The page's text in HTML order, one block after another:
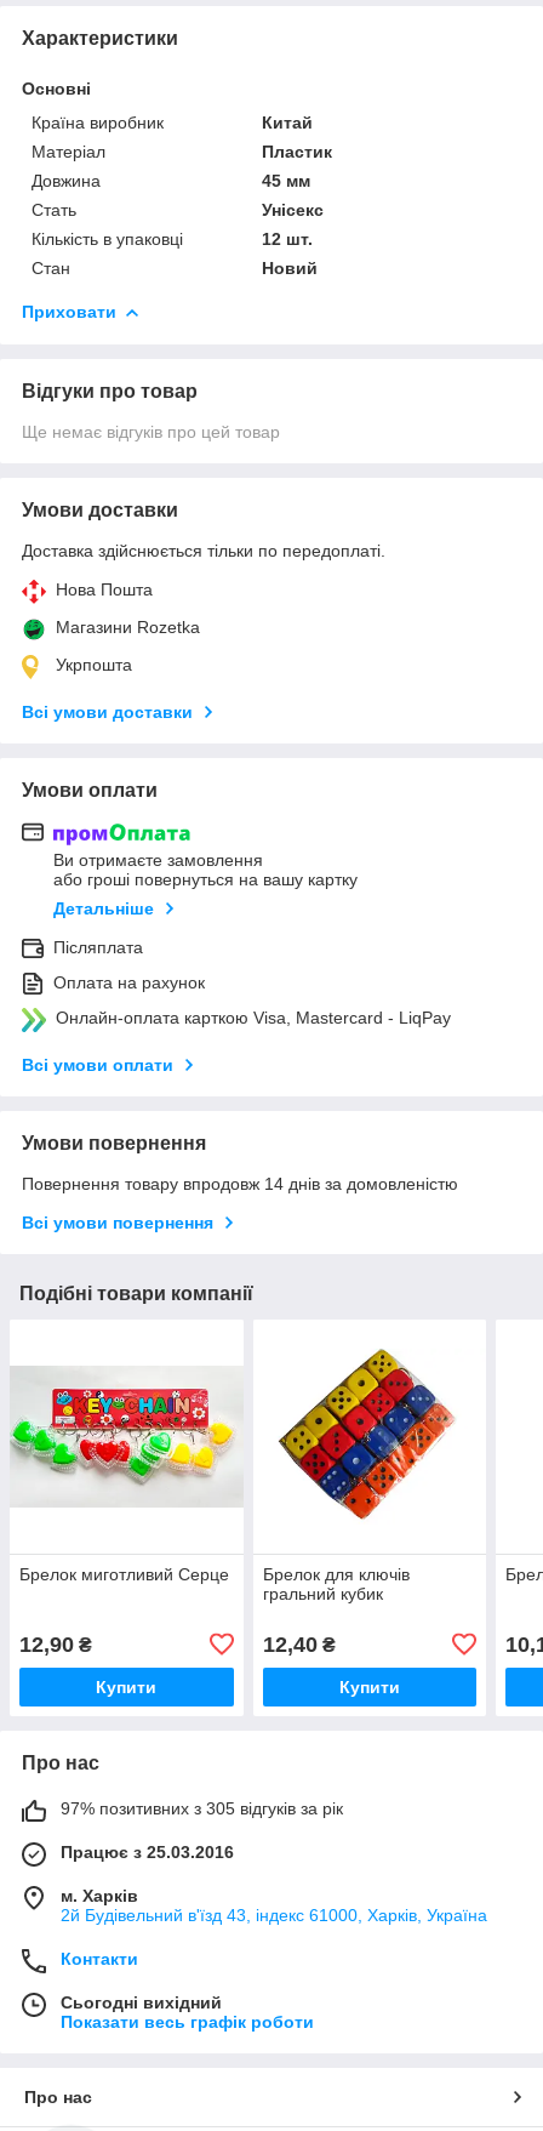
Характеристики
Основні
Країна виробник
Китай
Матеріал
Пластик
Довжина
45 мм
Стать
Унісекс
Кількість в упаковці
12 шт.
Стан
Новий
Приховати
Відгуки про товар
Ще немає відгуків про цей товар
Умови доставки
Доставка здійснюється тільки по передоплаті.
Нова Пошта
Магазини Rozetka
Укрпошта
Всі умови доставки
Умови оплати
Ви отримаєте замовлення
або гроші повернуться на вашу картку
Детальніше
Післяплата
Оплата на рахунок
Онлайн-оплата карткою Visa, Mastercard - LiqPay
Всі умови оплати
Умови повернення
Повернення товару впродовж 14 днів за домовленістю
Всі умови повернення
Подібні товари компанії
Брелок миготливий Серце
12,90 ₴
Купити
Брелок для ключів
гральний кубик
12,40₴
Купити
Про нас
97% позитивних з 305 відгуків за рік
Працює з 25.03.2016
м. Харків
2й Будівельний в'їзд 43, індекс 61000, Харків, Україна
Контакти
Сьогодні вихідний
Показати весь графік роботи
Про нас